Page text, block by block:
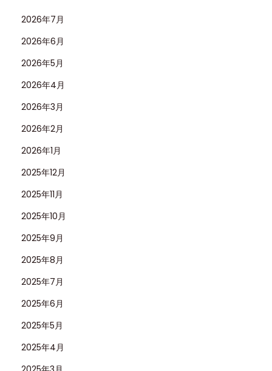
2026年7月
2026年6月
2026年5月
2026年4月
2026年3月
2026年2月
2026年1月
2025年12月
2025年11月
2025年10月
2025年9月
2025年8月
2025年7月
2025年6月
2025年5月
2025年4月